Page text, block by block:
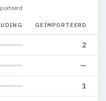
GEÏMPORTEERD
2
—
1